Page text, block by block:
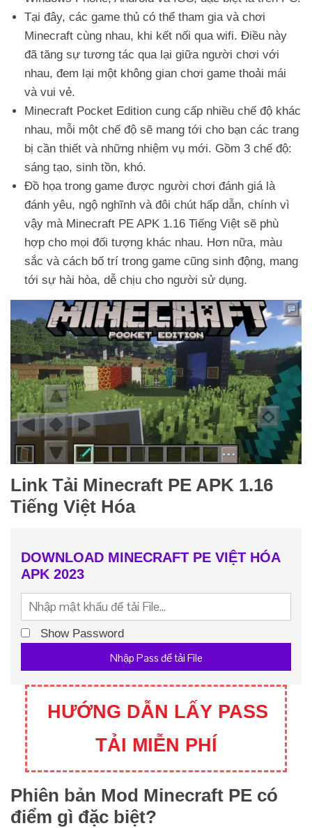
Tại đây, các game thủ có thể tham gia và chơi
Minecraft cùng nhau, khi kết nối qua wifi. Điều này
đã tăng sự tương tác qua lại giữa người chơi với
nhau, đem lại một không gian chơi game thoải mái
và vui vẻ.
Minecraft Pocket Edition cung cấp nhiều chế độ khác
nhau, mỗi một chế độ sẽ mang tới cho bạn các trang
bị cần thiết và những nhiệm vụ mới. Gồm 3 chế độ:
sáng tạo, sinh tồn, khó.
Đồ họa trong game được người chơi đánh giá là
đánh yêu, ngộ nghĩnh và đôi chút hấp dẫn, chính vì
vậy mà Minecraft PE APK 1.16 Tiếng Việt sẽ phù
hợp cho mọi đối tượng khác nhau. Hơn nữa, màu
sắc và cách bố trí trong game cũng sinh động, mang
tới sự hài hòa, dễ chịu cho người sử dụng.
Link Tải Minecraft PE APK 1.16
Tiếng Việt Hóa
DOWNLOAD MINECRAFT PE VIỆT HÓA
APK 2023
Show Password
Nhập Pass để tải File
HƯỚNG DẪN LẤY PASS
TẢI MIỄN PHÍ
Phiên bản Mod Minecraft PE có
điểm gì đặc biệt?